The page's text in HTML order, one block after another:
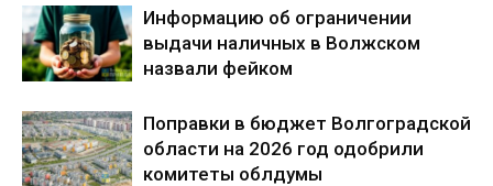
Информацию об ограничении
выдачи наличных в Волжском
назвали фейком
Поправки в бюджет Волгоградской
области на 2026 год одобрили
комитеты облдумы